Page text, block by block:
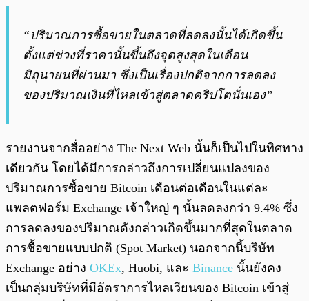
“ปริมาณการซื้อขายในตลาดที่ลดลงนั้นได้เกิดขึ้น
ตั้งแต่ช่วงที่ราคานั้นขึ้นถึงจุดสูงสุดในเดือน
มิถุนายนที่ผ่านมา ซึ่งเป็นเรื่องปกติจากการลดลง
ของปริมาณเงินที่ไหลเข้าสู่ตลาดคริปโตนั่นเอง”
รายงานจากสื่ออย่าง The Next Web นั้นก็เป็นไปในทิศทาง
เดียวกัน โดยได้มีการกล่าวถึงการเปลี่ยนแปลงของ
ปริมาณการซื้อขาย Bitcoin เดือนต่อเดือนในแต่ละ
แพลตฟอร์ม Exchange เจ้าใหญ่ ๆ นั้นลดลงกว่า 9.4% ซึ่ง
การลดลงของปริมาณดังกล่าวเกิดขึ้นมากที่สุดในตลาด
การซื้อขายแบบปกติ (Spot Market) นอกจากนี้บริษัท
Exchange อย่าง OKEx, Huobi, และ Binance นั้นยังคง
เป็นกลุ่มบริษัทที่มีอัตราการไหลเวียนของ Bitcoin เข้าสู่